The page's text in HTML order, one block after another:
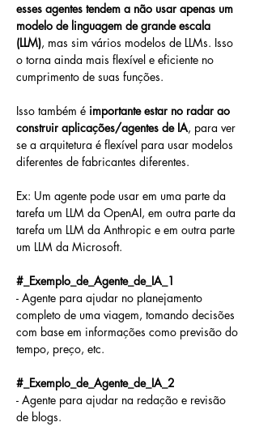
esses agentes tendem a não usar apenas um
modelo de linguagem de grande escala
(LLM), mas sim vários modelos de LLMs. Isso
o torna ainda mais flexível e eficiente no
cumprimento de suas funções.
Isso também é importante estar no radar ao
construir aplicações/agentes de IA, para ver
se a arquitetura é flexível para usar modelos
diferentes de fabricantes diferentes.
Ex: Um agente pode usar em uma parte da
tarefa um LLM da OpenAI, em outra parte da
tarefa um LLM da Anthropic e em outra parte
um LLM da Microsoft.
#_Exemplo_de_Agente_de_IA_1
- Agente para ajudar no planejamento
completo de uma viagem, tomando decisões
com base em informações como previsão do
tempo, preço, etc.
#_Exemplo_de_Agente_de_IA_2
- Agente para ajudar na redação e revisão
de blogs.